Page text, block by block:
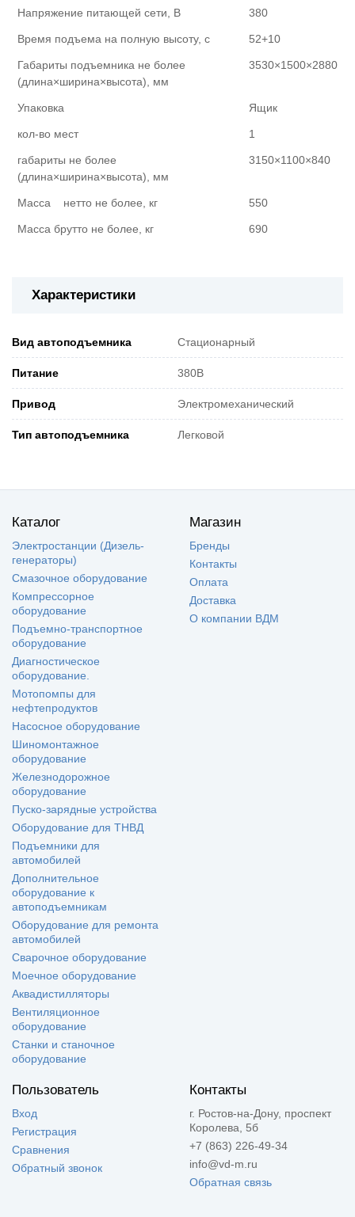
Напряжение питающей сети, В 380
Время подъема на полную высоту, с 52+10
Габариты подъемника не более
(длина×ширина×высота), мм
3530×1500×2880
Упаковка Ящик
кол-во мест 1
габариты не более
(длина×ширина×высота), мм
3150×1100×840
Масса нетто не более, кг 550
Масса брутто не более, кг 690
Характеристики
Вид автоподъемника Стационарный
Питание 380В
Привод Электромеханический
Тип автоподъемника Легковой
Каталог
Электростанции (Дизель-
генераторы)
Смазочное оборудование
Компрессорное
оборудование
Подъемно-транспортное
оборудование
Диагностическое
оборудование.
Мотопомпы для
нефтепродуктов
Насосное оборудование
Шиномонтажное
оборудование
Железнодорожное
оборудование
Пуско-зарядные устройства
Оборудование для ТНВД
Подъемники для
автомобилей
Дополнительное
оборудование к
автоподъемникам
Оборудование для ремонта
автомобилей
Сварочное оборудование
Моечное оборудование
Аквадистилляторы
Вентиляционное
оборудование
Станки и станочное
оборудование
Магазин
Бренды
Контакты
Оплата
Доставка
О компании ВДМ
Пользователь
Вход
Регистрация
Сравнения
Обратный звонок
Контакты
г. Ростов-на-Дону, проспект
Королева, 5б
+7 (863) 226-49-34
info@vd-m.ru
Обратная связь